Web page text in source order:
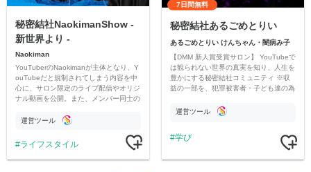
秘密結社NaokimanShow -
新世界より -
Naokiman
YouTuberのNaokimanが主体となり、Y
ouTubeだと規制されてしまう内容を中
心に、サロン限定のライブ配信やオリジ
ナル動画を公開。また、メンバー同士の
ただいています。
運営ツール
ライフスタイル
7日間無料
秘密結社あるごめとりい
あるごめとりい けんちゃん・闇病み子
【DMM 新人賞受賞サロン】 YouTubeで
は観られない世界の真実を知り、人生を
豊かにする秘密結社コミュニティ ※収
益の一部を、犯罪被害者・子ども達の為
す運営ツール
学び